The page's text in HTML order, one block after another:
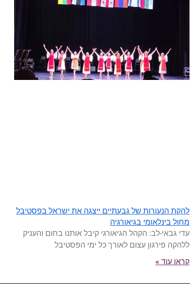
להקת הנעורות של גבעתיים ייצגה את ישראל בפסטיבל
מחול בינלאומי בגיאורגיה
עדי גבאי-לב: הקהל הגיאורגי קיבל אותנו בחום והעניק
ללהקה פירגון עצום לאורך כל ימי הפסטיבל
קראו עוד »